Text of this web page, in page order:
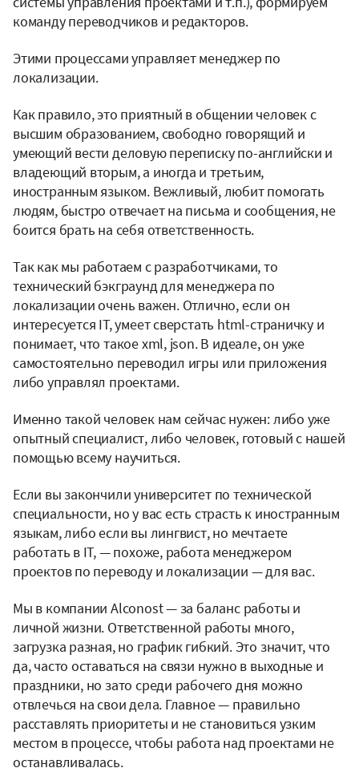
команду переводчиков и редакторов.
Этими процессами управляет менеджер по
локализации.
Как правило, это приятный в общении человек с
высшим образованием, свободно говорящий и
умеющий вести деловую переписку по-английски и
владеющий вторым, а иногда и третьим,
иностранным языком. Вежливый, любит помогать
людям, быстро отвечает на письма и сообщения, не
боится брать на себя ответственность.
Так как мы работаем с разработчиками, то
технический бэкграунд для менеджера по
локализации очень важен. Отлично, если он
интересуется IT, умеет сверстать html-страничку и
понимает, что такое xml, json. В идеале, он уже
самостоятельно переводил игры или приложения
либо управлял проектами.
Именно такой человек нам сейчас нужен: либо уже
опытный специалист, либо человек, готовый с нашей
помощью всему научиться.
Если вы закончили университет по технической
специальности, но у вас есть страсть к иностранным
языкам, либо если вы лингвист, но мечтаете
работать в IT, — похоже, работа менеджером
проектов по переводу и локализации — для вас.
Мы в компании Alconost — за баланс работы и
личной жизни. Ответственной работы много,
загрузка разная, но график гибкий. Это значит, что
да, часто оставаться на связи нужно в выходные и
праздники, но зато среди рабочего дня можно
отвлечься на свои дела. Главное — правильно
расставлять приоритеты и не становиться узким
местом в процессе, чтобы работа над проектами не
останавливалась.